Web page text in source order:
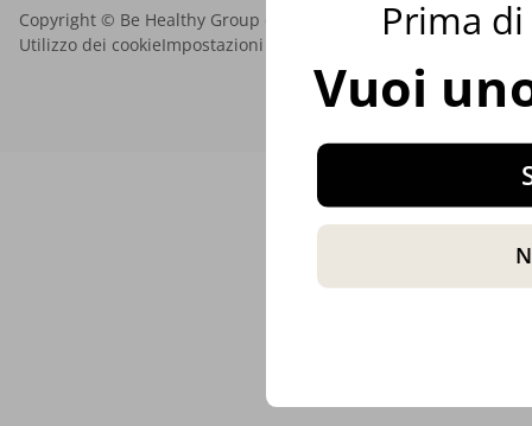
Copyright © Be Healthy Group d.o.o. 2012 - 2026
Utilizzo dei cookieImpostazioni dei cookie Prima
Vuoi